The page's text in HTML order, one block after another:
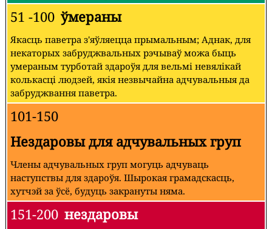
51 -100 ўмераны
Якасць паветра з'яўляецца прымальным; Аднак, для
некаторых забруджвальных рэчываў можа быць
умераным турботай здароўя для вельмі невялікай
колькасці людзей, якія незвычайна адчувальныя да
забруджвання паветра.
101-150
Нездаровы для адчувальных груп
Члены адчувальных груп могуць адчуваць
наступствы для здароўя. Шырокая грамадскасць,
хутчэй за ўсё, будуць закрануты няма.
151-200 нездаровы